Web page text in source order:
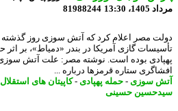
13:30
81988244
مصر اعلام کرد که آتش سوزی روز گذشته در
گازی آمریکا در بندر «دمیاط»، بر اثر حمله
بوده است. نوشته مصر: علت آتش سوزی در
ستاره قرمزها درباره ...
سوزی- حمله پهپادی-کاپیتان های استقلال-
حسینی